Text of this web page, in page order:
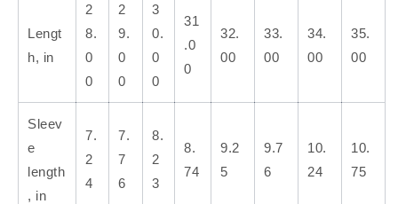
Lengt
h, in
2
8.
0
0
2
9.
0
0
3
0.
0
0
31
.0
0
32.
00
33.
00
34.
00
35.
00
Sleev
e
length
, in
7.
2
4
7.
7
6
8.
2
3
8.
74
9.2
5
9.7
6
10.
24
10.
75